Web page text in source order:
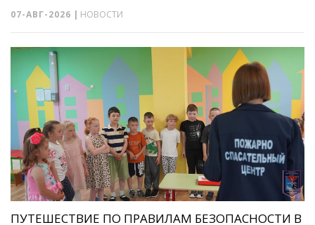
07-АВГ-2026 | НОВОСТИ
ПУТЕШЕСТВИЕ ПО ПРАВИЛАМ БЕЗОПАСНОСТИ В